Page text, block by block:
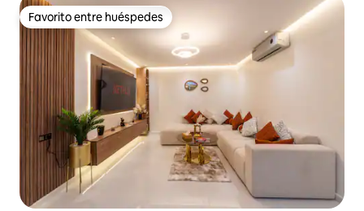
Favorito entre huéspedes
Favorito entre huéspedes